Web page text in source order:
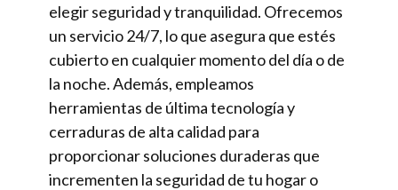
elegir seguridad y tranquilidad. Ofrecemos
un servicio 24/7, lo que asegura que estés
cubierto en cualquier momento del día o de
la noche. Además, empleamos
herramientas de última tecnología y
cerraduras de alta calidad para
proporcionar soluciones duraderas que
incrementen la seguridad de tu hogar o